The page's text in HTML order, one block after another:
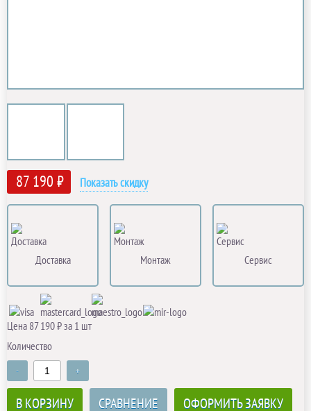
87 190 ₽ Показать скидку
Доставка Монтаж Сервис
Цена 87 190 ₽ за 1 шт
Количество
- +
В КОРЗИНУ СРАВНЕНИЕ ОФОРМИТЬ ЗАЯВКУ